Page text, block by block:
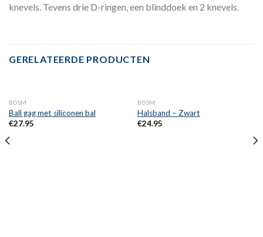
knevels. Tevens drie D-ringen, een blinddoek en 2 knevels.
GERELATEERDE PRODUCTEN
BDSM
Ball gag met siliconen bal
€27.95
BDSM
Halsband – Zwart
€24.95